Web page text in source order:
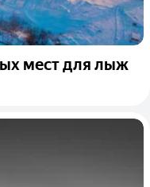
мест для лыж